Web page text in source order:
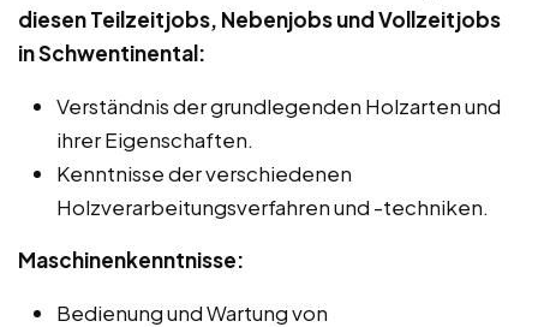
diesen Teilzeitjobs, Nebenjobs und Vollzeitjobs
in Schwentinental:
Verständnis der grundlegenden Holzarten und
ihrer Eigenschaften.
Kenntnisse der verschiedenen
Holzverarbeitungsverfahren und -techniken.
Maschinenkenntnisse:
Bedienung und Wartung von